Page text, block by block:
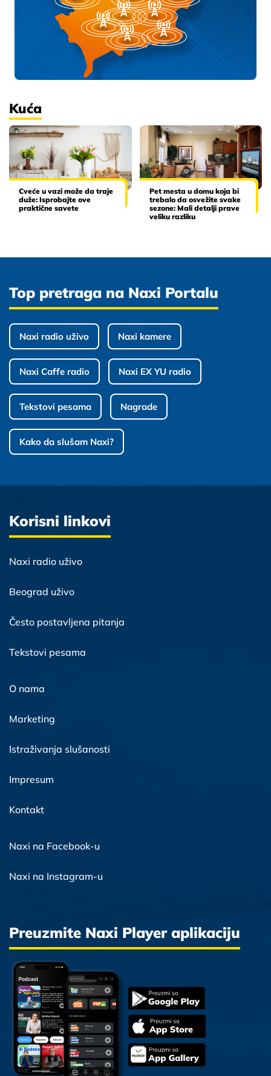
Kuća
Cveće u vazi može da traje
duže: Isprobajte ove
praktične savete
Pet mesta u domu koja bi
trebalo da osvežite svake
sezone: Mali detalji prave
veliku razliku
Top pretraga na Naxi Portalu
Naxi radio uživo Naxi kamere
Naxi Caffe radio Naxi EX YU radio
Tekstovi pesama Nagrade
Kako da slušam Naxi?
Korisni linkovi
Naxi radio uživo
Beograd uživo
Često postavljena pitanja
Tekstovi pesama
O nama
Marketing
Istraživanja slušanosti
Impresum
Kontakt
Naxi na Facebook-u
Naxi na Instagram-u
Preuzmite Naxi Player aplikaciju